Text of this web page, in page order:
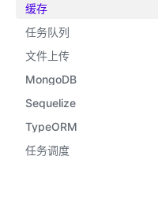
缓存
任务队列
文件上传
MongoDB
Sequelize
TypeORM
任务调度